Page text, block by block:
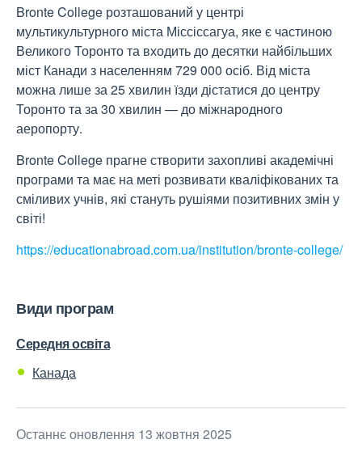
Bronte College розташований у центрі
мультикультурного міста Міссіссагуа, яке є частиною
Великого Торонто та входить до десятки найбільших
міст Канади з населенням 729 000 осіб. Від міста
можна лише за 25 хвилин їзди дістатися до центру
Торонто та за 30 хвилин — до міжнародного
аеропорту.
Bronte College прагне створити захопливі академічні
програми та має на меті розвивати кваліфікованих та
сміливих учнів, які стануть рушіями позитивних змін у
світі!
https://educationabroad.com.ua/institution/bronte-college/
Види програм
Середня освіта
Канада
Останнє оновлення 13 жовтня 2025